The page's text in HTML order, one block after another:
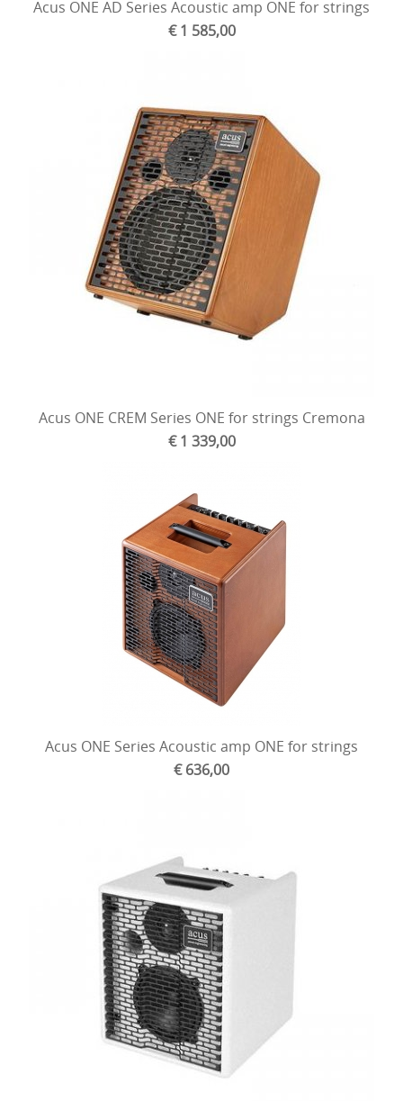
Acus ONE AD Series Acoustic amp ONE for strings
€ 1 585,00
Acus ONE CREM Series ONE for strings Cremona
€ 1 339,00
Acus ONE Series Acoustic amp ONE for strings
€ 636,00